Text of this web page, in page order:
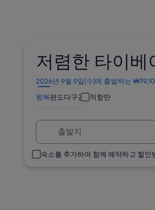
저렴한 타이베
2026년 9월 9일(수)에 출발하는
새
창
에
림
왕복편도다구간 직항만
숙소를 추가하여 함께 예약하고 할인